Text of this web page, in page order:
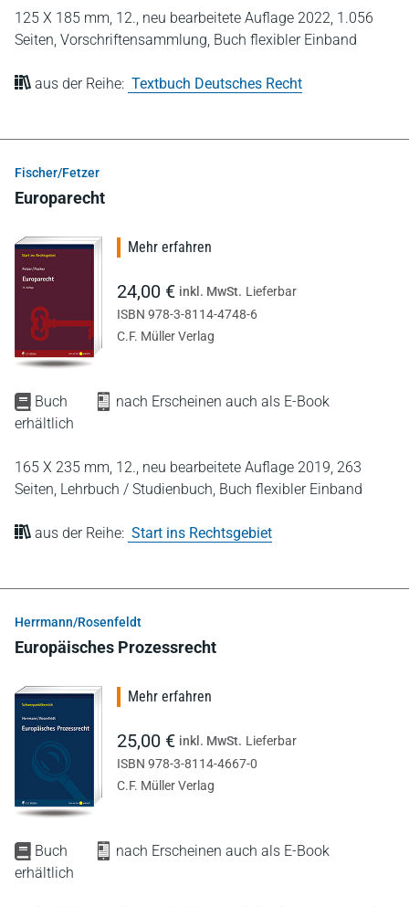
125 X 185 mm, 12., neu bearbeitete Auflage 2022, 1.056
Seiten, Vorschriftensammlung, Buch flexibler Einband
aus der Reihe: Textbuch Deutsches Recht
Fischer/Fetzer
Europarecht
Buch
nach Erscheinen auch als E-Book
erhältlich
165 X 235 mm, 12., neu bearbeitete Auflage 2019, 263
Seiten, Lehrbuch / Studienbuch, Buch flexibler Einband
aus der Reihe: Start ins Rechtsgebiet
Mehr erfahren
24,00 € inkl. MwSt. Lieferbar
ISBN 978-3-8114-4748-6
C.F. Müller Verlag
Herrmann/Rosenfeldt
Europäisches Prozessrecht
Buch
nach Erscheinen auch als E-Book
erhältlich
Mehr erfahren
25,00 € inkl. MwSt. Lieferbar
ISBN 978-3-8114-4667-0
C.F. Müller Verlag